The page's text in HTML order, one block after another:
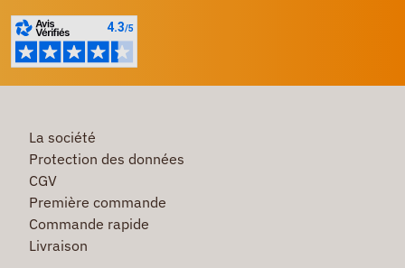
La société
Protection des données
CGV
Première commande
Commande rapide
Livraison